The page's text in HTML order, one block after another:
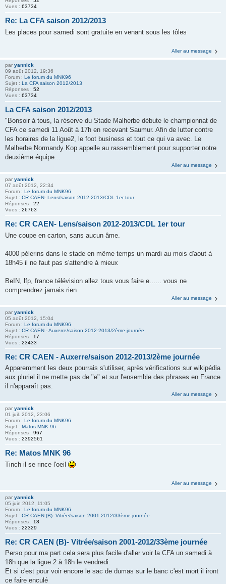
Vues : 63734
Re: La CFA saison 2012/2013
Les places pour samedi sont gratuite en venant sous les tôles
Aller au message
par yannick
09 août 2012, 19:36
Forum : Le forum du MNK96
Sujet : La CFA saison 2012/2013
Réponses : 52
Vues : 63734
La CFA saison 2012/2013
"Bonsoir à tous, la réserve du Stade Malherbe débute le championnat de
CFA ce samedi 11 Août à 17h en recevant Saumur. Afin de lutter contre
les horaires de la ligue2, le foot business et tout ce qui va avec. Le
Malherbe Normandy Kop appelle au rassemblement pour supporter notre
deuxième équipe...
Aller au message
par yannick
07 août 2012, 22:34
Forum : Le forum du MNK96
Sujet : CR CAEN- Lens/saison 2012-2013/CDL 1er tour
Réponses : 22
Vues : 26763
Re: CR CAEN- Lens/saison 2012-2013/CDL 1er tour
Une coupe en carton, sans aucun âme.
4000 pélerins dans le stade en même temps un mardi au mois d'aout à
18h45 il ne faut pas s'attendre à mieux
BeIN, lfp, france télévision allez tous vous faire e...... vous ne
comprendrez jamais rien
Aller au message
par yannick
05 août 2012, 15:04
Forum : Le forum du MNK96
Sujet : CR CAEN - Auxerre/saison 2012-2013/2ème journée
Réponses : 17
Vues : 23433
Re: CR CAEN - Auxerre/saison 2012-2013/2ème journée
Apparemment les deux pourrais s'utiliser, après vérifications sur wikipédia
aux pluriel il ne mette pas de "e" et sur l'ensemble des phrases en France
il n'apparaît pas.
Aller au message
par yannick
01 juil. 2012, 23:06
Forum : Le forum du MNK96
Sujet : Matos MNK 96
Réponses : 967
Vues : 2392561
Re: Matos MNK 96
Tinch il se rince l'oeil
Aller au message
par yannick
05 juin 2012, 11:05
Forum : Le forum du MNK96
Sujet : CR CAEN (B)- Vitrée/saison 2001-2012/33ème journée
Réponses : 18
Vues : 22329
Re: CR CAEN (B)- Vitrée/saison 2001-2012/33ème journée
Perso pour ma part cela sera plus facile d'aller voir la CFA un samedi à
18h que la ligue 2 à 18h le vendredi.
Et si c'est pour voir encore le sac de dumas sur le banc c'est mort il iront
ce faire enculé